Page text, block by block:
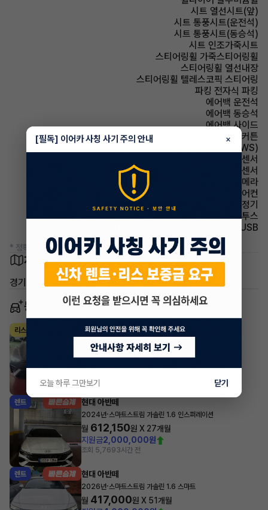
시트 열선시트(앞)
시트 통풍시트(운전석)
시트 통풍시트(동승석)
시트 인조가죽시트
스티어링휠 가죽스티어링휠
스티어링휠 열선내장
스티어링휠 텔레스코픽 스티어링
파킹 전자식 파킹
에어백 운전석
에어백 동승석
에어백 사이드
에어백 커튼
주행안전 차선이탈경보(LDWS)
주차보조 전방감지센서
주차보조 후방감지센서
주차보조 후방카메라
에어컨 풀오토에어컨
에어컨 공기청정기
유무선단자 블루투스
유무선단자 USB
* 정확한 정보는 판매자와 반드시 확인하시기 바랍니다.
차량 위치
경기 평택시 동삭동
동일 차종 이어카
리스 현대 아반떼
2025년 가솔린 2.0 터보 N DCT
월594,980원 X45개월
지원금8,000,000원
조회 1,824
렌트 현대 아반떼
2024년·스마트스트림 가솔린 1.6 인스퍼레이션
월 612,150원 X 27개월
지원금2,000,000원
조회 5,7693시간 전
렌트 현대 아반떼
2026년·스마트스트림 가솔린 1.6 스마트
월 417,000원 X 51개월
[필독] 이어카 사칭 사기 주의 안내 ×
오늘 하루 그만보기 닫기